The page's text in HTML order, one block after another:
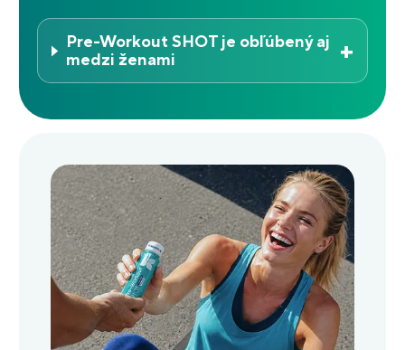
Pre-Workout SHOT je obľúbený aj
medzi ženami
+